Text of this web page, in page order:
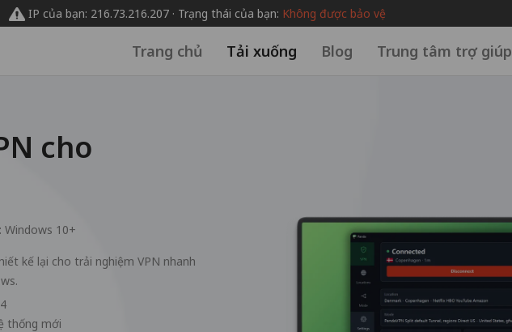
IP của bạn: 216.73.216.207 · Trạng thái của bạn: Không được bảo vệ
Trang chủ Tải xuống Blog Trung tâm trợ giúp
cho
Windows 10+
kế lại cho trải nghiệm VPN nhanh
thống mới